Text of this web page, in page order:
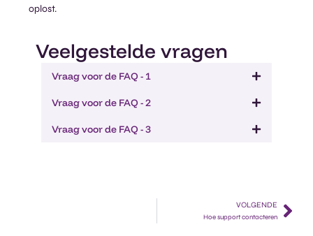
oplost.
Veelgestelde vragen
Vraag voor de FAQ - 1
Vraag voor de FAQ - 2
Vraag voor de FAQ - 3
VOLGENDE
Hoe support contacteren​